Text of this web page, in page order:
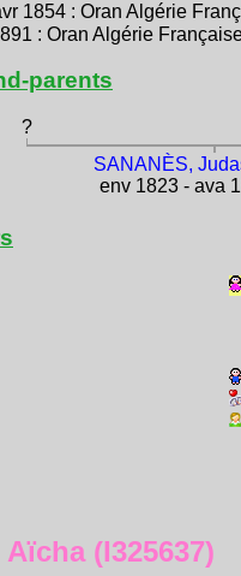
1854 : Oran Algérie
: Oran Algérie
parents
?
SANANÈS,
env 1823 - ava
(I325637)